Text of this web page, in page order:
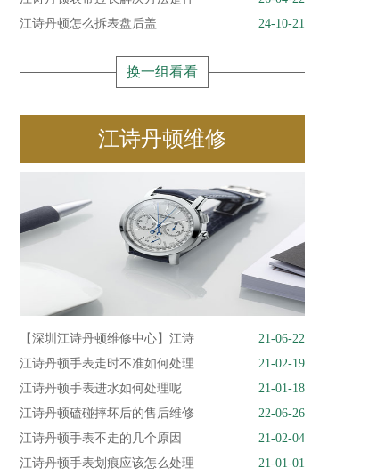
江诗丹顿怎么拆表盘后盖
24-10-21
换一组看看
江诗丹顿维修
【深圳江诗丹顿维修中心】江诗
21-06-22
江诗丹顿手表走时不准如何处理
21-02-19
江诗丹顿手表进水如何处理呢
21-01-18
江诗丹顿磕碰摔坏后的售后维修
22-06-26
江诗丹顿手表不走的几个原因
21-02-04
江诗丹顿手表划痕应该怎么处理
21-01-01